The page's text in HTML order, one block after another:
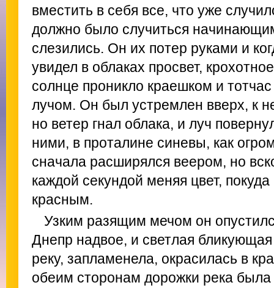
вместить в себя все, что уже
должно было случиться
слезились. Он их потер руками и
увидел в облаках просвет,
солнце проникло краешком и
лучом. Он был устремлен вверх, к
но ветер гнал облака, и луч
ними, в проталине синевы, как
сначала расширялся веером, но
каждой секундой меняя цвет,
красным.
Узким разящим мечом он
Днепр надвое, и светлая
реку, запламенела, окрасилась в
обеим сторонам дорожки река